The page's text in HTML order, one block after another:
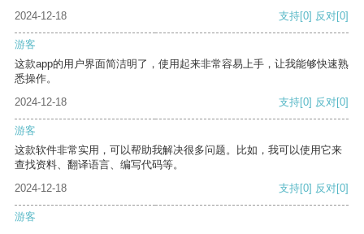
2024-12-18
支持[0] 反对[0]
游客
这款app的用户界面简洁明了，使用起来非常容易上手，让我能够快速熟
悉操作。
2024-12-18
支持[0] 反对[0]
游客
这款软件非常实用，可以帮助我解决很多问题。比如，我可以使用它来
查找资料、翻译语言、编写代码等。
2024-12-18
支持[0] 反对[0]
游客